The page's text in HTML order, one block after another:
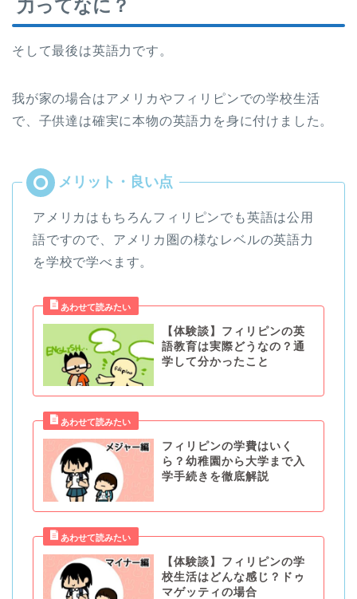
力ってなに？
そして最後は英語力です。
我が家の場合はアメリカやフィリピンでの学校生活
で、子供達は確実に本物の英語力を身に付けました。
アメリカはもちろんフィリピンでも英語は公用
語ですので、アメリカ圏の様なレベルの英語力
を学校で学べます。
【体験談】フィリピンの英
語教育は実際どうなの？通
学して分かったこと
フィリピンの学費はいく
ら？幼稚園から大学まで入
学手続きを徹底解説
【体験談】フィリピンの学
校生活はどんな感じ？ドゥ
マゲッティの場合